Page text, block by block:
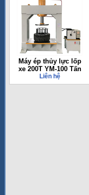
Máy ép thủy lực lốp
xe 200T YM-100 Tấn
Liên hệ